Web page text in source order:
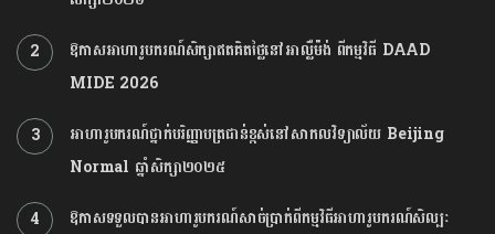
2
ឱកាសអាហារូបករណ៍សិក្សាឥតគិតថ្លៃនៅអាល្លឺម៉ង់ ពីកម្មវិធី DAAD
MIDE 2026
3
អាហារូបករណ៍ថ្នាក់បរិញ្ញាបត្រជាន់ខ្ពស់នៅសាកលវិទ្យាល័យ Beijing
Normal ឆ្នាំសិក្សា២០២៥
4
ឱកាសទទួលបានអាហារូបករណ៍សាច់ប្រាក់ពីកម្មវិធីអាហារូបករណ៍សិល្បៈ